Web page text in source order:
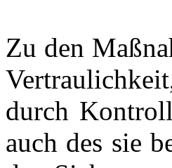
Zu den
durch
auch des sie